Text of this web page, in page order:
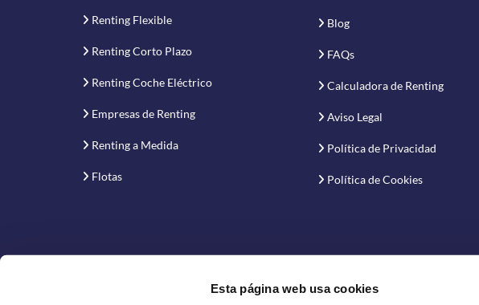
Esta página web usa cookies
Renting Flexible
Renting Corto Plazo
Renting Coche Eléctrico
Empresas de Renting
Renting a Medida
Flotas
Blog
FAQs
Calculadora de Renting
Aviso Legal
Política de Privacidad
Política de Cookies